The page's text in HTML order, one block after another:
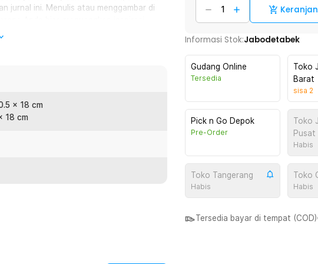
jurnal ini. Menulis atau menggambar di
dan menggunakan jurnal dengan
120 GSM, lebih tebal dari kertas
x 18 cm
18 cm
Informasi Stok:Jabodetabek
Gudang Online
Tersedia
Toko
Barat
sisa 2
Pick n Go Depok
Pre-Order
Toko
Pusat
Habis
Toko Tangerang
Habis
Toko
Habis
Tersedia bayar di tempat (COD)